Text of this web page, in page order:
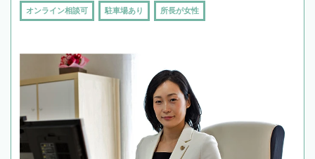
オンライン相談可 駐車場あり 所長が女性